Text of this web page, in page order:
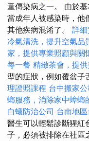
童傳染病之一。 由於
當成年人被感染時，他
其他疾病混淆了。 詳
冷氣清洗，提升空氣品
家，提供專業照顧與關
每一餐 精緻茶會，提
型的症狀，例如覆盆子
理證照課程 台中搬家
螂服務，消除家中蟑螂
白蟻防治公司 台南地
醫生可以輕鬆診斷猩紅
子，必須被排除在社區